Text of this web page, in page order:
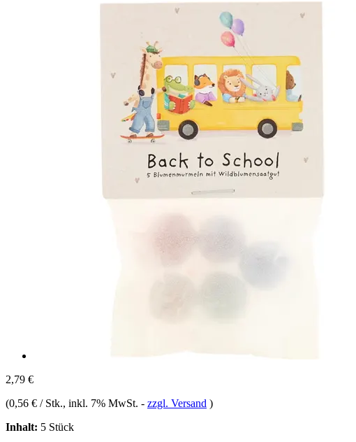
2,79 €
(0,56 € / Stk., inkl. 7% MwSt. - zzgl. Versand )
Inhalt: 5 Stück